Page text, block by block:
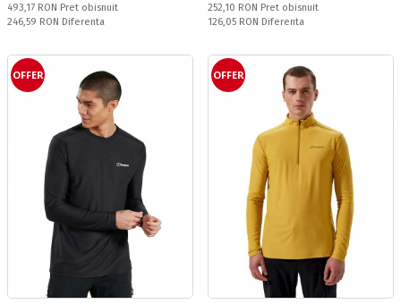
Pret obisnuit:
493,17 RON Pret obisnuit
Спестявате:
246,59 RON Diferenta
Pret obisnuit:
252,10 RON Pret obisnuit
Спестявате:
126,05 RON Diferenta
OFFER OFFER